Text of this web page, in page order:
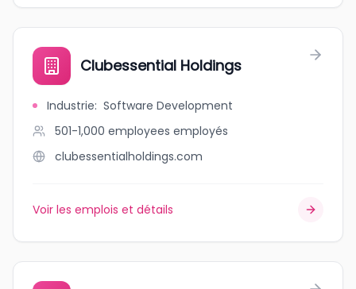
Clubessential Holdings
Industrie: Software Development
501-1,000 employees employés
clubessentialholdings.com
Voir les emplois et détails